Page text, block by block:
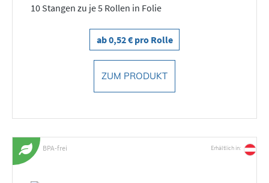
10 Stangen zu je 5 Rollen in Folie
ab 0,52 € pro Rolle
ZUM PRODUKT
BPA-frei Erhältlich in: